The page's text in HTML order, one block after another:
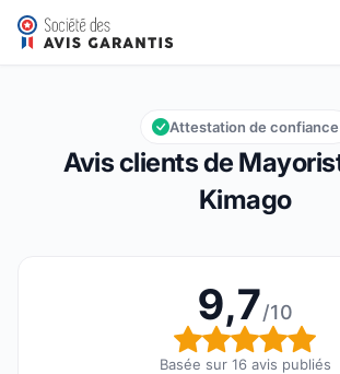
Mayorista Ropa Kimago
Note globale : 9,7 sur 10
9,7/10
Avis clients de
Kimago
Attestation de confiance
9,7/10
Note
Basée sur 16 avis publiés